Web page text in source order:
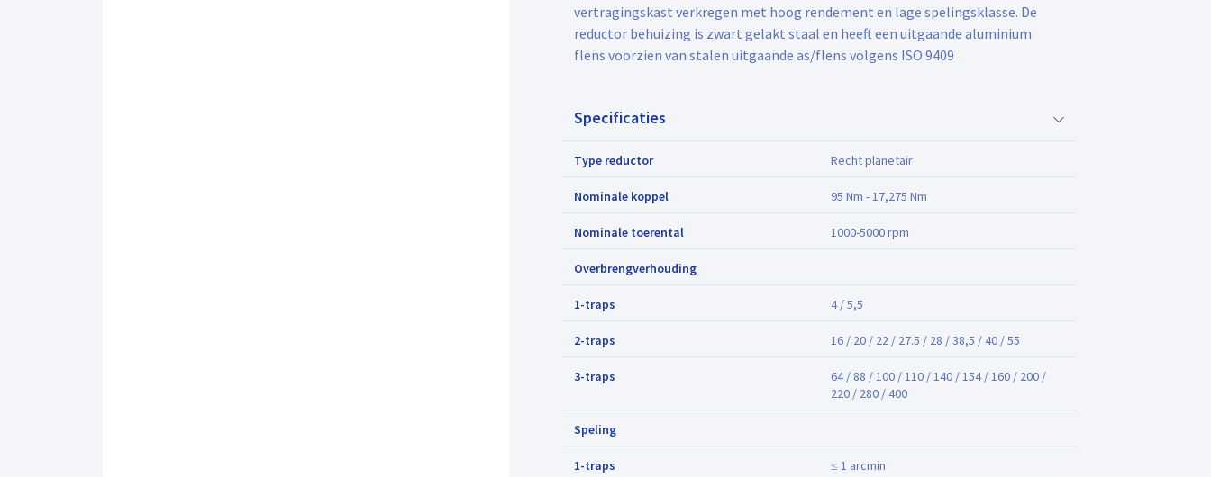
vertragingskast verkregen met hoog rendement en lage spelingsklasse. De
reductor behuizing is zwart gelakt staal en heeft een uitgaande aluminium
flens voorzien van stalen uitgaande as/flens volgens ISO 9409
Specificaties
Type reductor Recht planetair
Nominale koppel 95 Nm - 17,275 Nm
Nominale toerental 1000-5000 rpm
Overbrengverhouding
1-traps 4 / 5,5
2-traps 16 / 20 / 22 / 27.5 / 28 / 38,5 / 40 / 55
3-traps
64 / 88 / 100 / 110 / 140 / 154 / 160 / 200 /
220 / 280 / 400
Speling
1-traps ≤ 1 arcmin